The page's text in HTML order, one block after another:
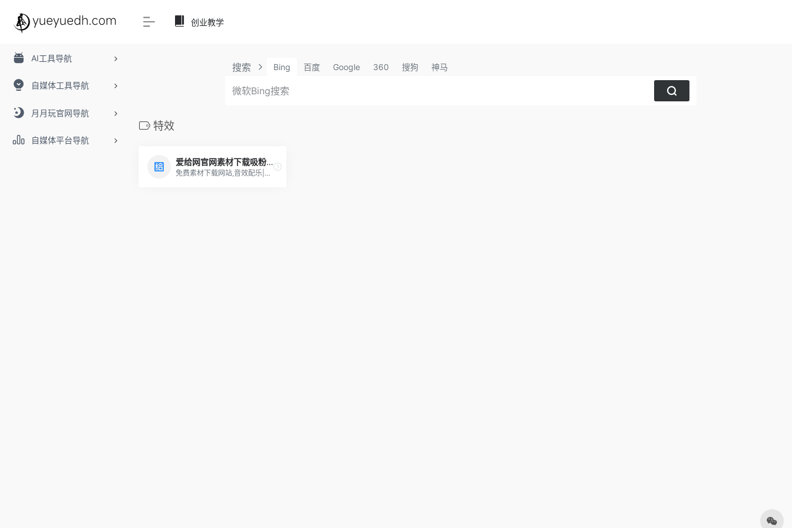
AI工具导航
自媒体工具导航
月月玩官网导航
自媒体平台导航
创业教学
搜索 Bing 百度 Google 360 搜狗 神马
特效
爱给网官网素材下载吸粉赚钱
免费素材下载网站,音效配乐|3D模型|视频|游戏素材资源下载